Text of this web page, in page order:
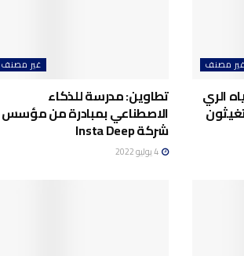
غير مصنف
الري
غير مصنف
تطاوين: مدرسة للذكاء
الاصطناعي بمبادرة من مؤسس
شركة Insta Deep